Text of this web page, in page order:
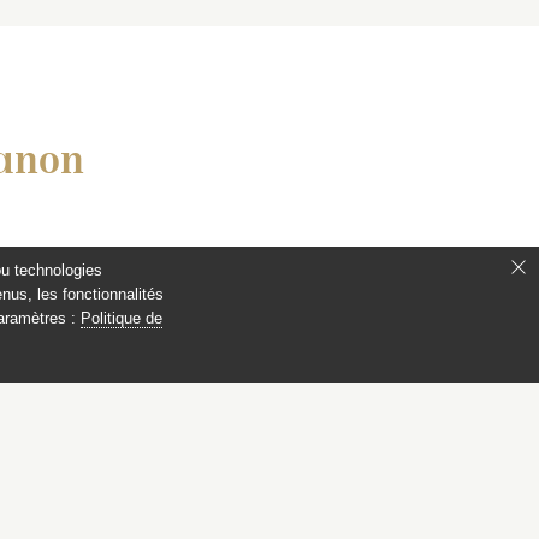
technologies
les fonctionnalités
: Politique de